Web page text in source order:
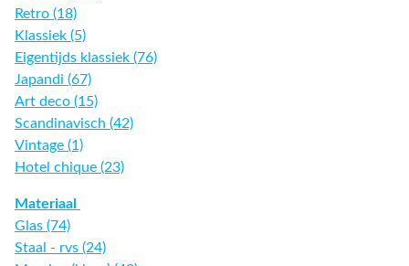
Retro (18)
Klassiek (5)
Eigentijds klassiek (76)
Japandi (67)
Art deco (15)
Scandinavisch (42)
Vintage (1)
Hotel chique (23)
Materiaal
Glas (74)
Staal - rvs (24)